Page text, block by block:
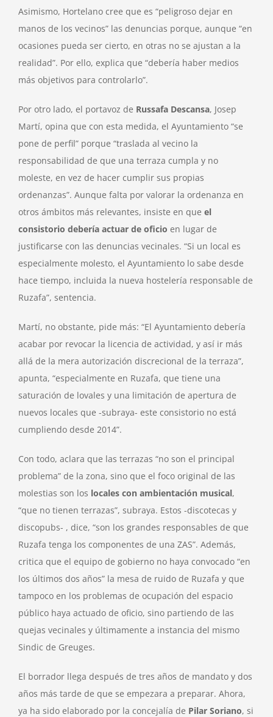
Asimismo, Hortelano cree que es “peligroso dejar en
manos de los vecinos” las denuncias porque, aunque “en
ocasiones pueda ser cierto, en otras no se ajustan a la
realidad”. Por ello, explica que “debería haber medios
más objetivos para controlarlo”.
Por otro lado, el portavoz de Russafa Descansa, Josep
Martí, opina que con esta medida, el Ayuntamiento “se
pone de perfil” porque “traslada al vecino la
responsabilidad de que una terraza cumpla y no
moleste, en vez de hacer cumplir sus propias
ordenanzas”. Aunque falta por valorar la ordenanza en
otros ámbitos más relevantes, insiste en que el
consistorio debería actuar de oficio en lugar de
justificarse con las denuncias vecinales. “Si un local es
especialmente molesto, el Ayuntamiento lo sabe desde
hace tiempo, incluida la nueva hostelería responsable de
Ruzafa”, sentencia.
Martí, no obstante, pide más: “El Ayuntamiento debería
acabar por revocar la licencia de actividad, y así ir más
allá de la mera autorización discrecional de la terraza”,
apunta, “especialmente en Ruzafa, que tiene una
saturación de lovales y una limitación de apertura de
nuevos locales que -subraya- este consistorio no está
cumpliendo desde 2014”.
Con todo, aclara que las terrazas “no son el principal
problema” de la zona, sino que el foco original de las
molestias son los locales con ambientación musical,
“que no tienen terrazas”, subraya. Estos -discotecas y
discopubs- , dice, “son los grandes responsables de que
Ruzafa tenga los componentes de una ZAS”. Además,
critica que el equipo de gobierno no haya convocado “en
los últimos dos años” la mesa de ruido de Ruzafa y que
tampoco en los problemas de ocupación del espacio
público haya actuado de oficio, sino partiendo de las
quejas vecinales y últimamente a instancia del mismo
Sindic de Greuges.
El borrador llega después de tres años de mandato y dos
años más tarde de que se empezara a preparar. Ahora,
ya ha sido elaborado por la concejalía de Pilar Soriano, si